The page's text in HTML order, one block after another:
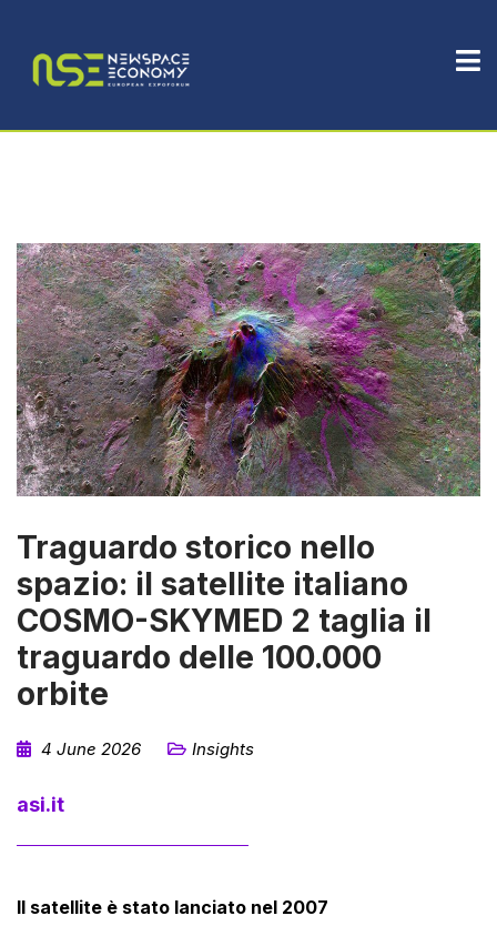
Traguardo storico nello
spazio: il satellite italiano
COSMO-SKYMED 2 taglia il
traguardo delle 100.000
orbite
4 June 2026 Insights
asi.it
Il satellite è stato lanciato nel 2007